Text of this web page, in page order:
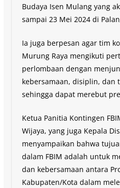
Budaya Isen Mulang yang
sampai 23 Mei 2024 di
Ia juga berpesan agar tim
Murung Raya mengikuti
perlombaan dengan
kebersamaan, disiplin, dan
sehingga dapat merebut
Ketua Panitia Kontingen
Wijaya, yang juga Kepala
menyampaikan bahwa
dalam FBIM adalah untuk
dan kebersamaan antara
Kabupaten/Kota dalam